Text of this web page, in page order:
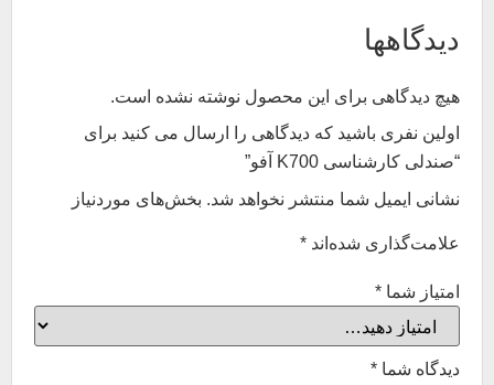
دیدگاهها
هیچ دیدگاهی برای این محصول نوشته نشده است.
اولین نفری باشید که دیدگاهی را ارسال می کنید برای
“صندلی کارشناسی K700 آفو”
نشانی ایمیل شما منتشر نخواهد شد. بخش‌های موردنیاز
علامت‌گذاری شده‌اند*
امتیاز شما*
دیدگاه شما*